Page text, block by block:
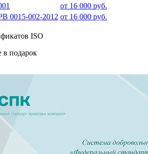
от 16 000 руб.
0015-002-2012 от 16 000 руб.
ISO
в подарок